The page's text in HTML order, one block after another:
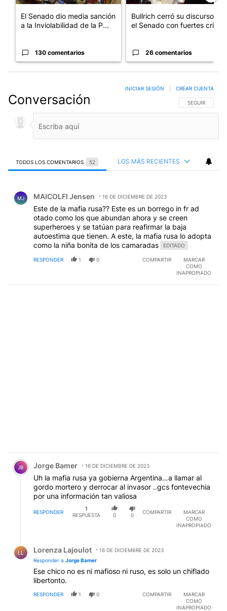
El Senado dio media sanción
a la Inviolabilidad de la P...
130 comentarios
Bullrich cerró su discurso en
el Senado con fuertes crí...
26 comentarios
Conversación SIGA ESTA
SEGUIR
INICIAR SESIÓN CREAR CUENTA
TODOS LOS COMENTARIOS 52 LOS MÁS RECIENTES
MJ MAICOLFI Jensen 16 DE DICIEMBRE DE 2023
Este de la mafia rusa?? Este es un borrego in fr ad
otado como los que abundan ahora y se creen
superheroes y se tatúan para reafirmar la baja
autoestima que tienen. A este, la mafia rusa lo adopta
como la niña bonita de los camaradas
EDITADO
RESPONDER 1 0 COMPARTIR
MARCAR
COMO
INAPROPIADO
Comentario de Jorge Bamer.
JB Jorge Bamer 16 DE DICIEMBRE DE 2023
Uh la mafia rusa ya gobierna Argentina…a llamar al
gordo mortero y derrocar al invasor ..gcs fontevechia
por una información tan valiosa
RESPONDER
1
RESPUESTA
0 0
COMPARTIR
MARCAR
COMO
INAPROPIADO
LL Lorenza Lajoulot
16 DE DICIEMBRE DE 2023
Responder a Jorge Bamer
Ese chico no es ni mafioso ni ruso, es solo un chiflado
libertonto.
RESPONDER 1 0 COMPARTIR
MARCAR
COMO
INAPROPIADO